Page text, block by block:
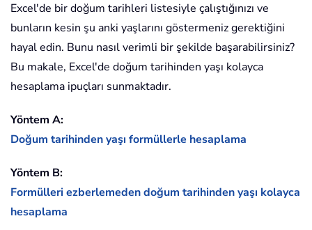
Excel'de bir doğum tarihleri listesiyle çalıştığınızı ve
bunların kesin şu anki yaşlarını göstermeniz gerektiğini
hayal edin. Bunu nasıl verimli bir şekilde başarabilirsiniz?
Bu makale, Excel'de doğum tarihinden yaşı kolayca
hesaplama ipuçları sunmaktadır.
Yöntem A:
Doğum tarihinden yaşı formüllerle hesaplama
Yöntem B:
Formülleri ezberlemeden doğum tarihinden yaşı kolayca
hesaplama